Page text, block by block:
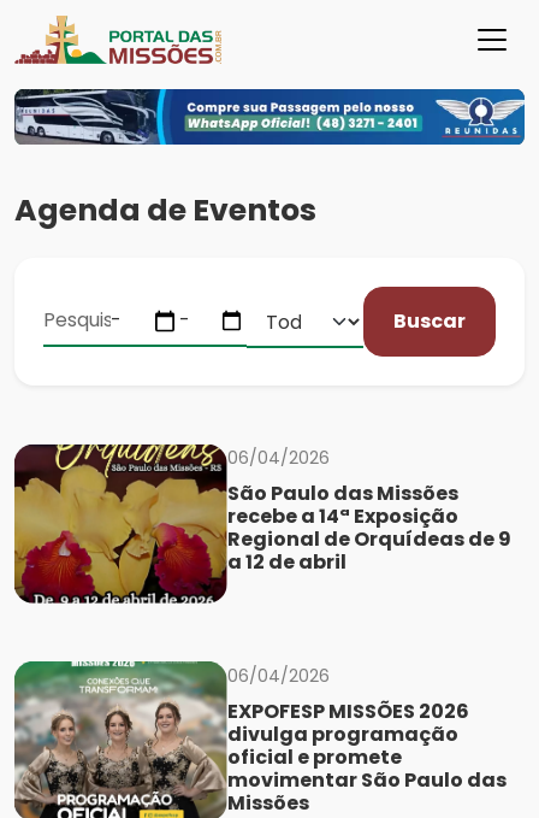
Agenda de Eventos
Buscar
06/04/2026
São Paulo das Missões
recebe a 14ª Exposição
Regional de Orquídeas de 9
a 12 de abril
06/04/2026
EXPOFESP MISSÕES 2026
divulga programação
oficial e promete
movimentar São Paulo das
Missões